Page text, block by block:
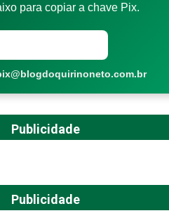
para copiar a chave Pix.
Publicidade
Publicidade